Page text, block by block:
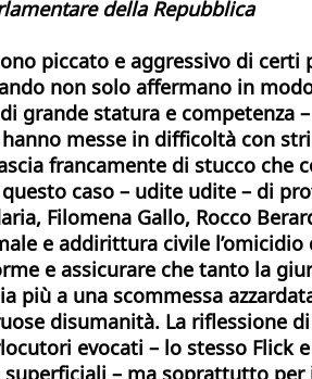
della Repubblica
piccato e aggressivo di
non solo affermano in
grande statura e
messe in difficoltà con
francamente di stucco
caso – udite udite – di
Filomena Gallo, Rocco
e addirittura civile
e assicurare che tanto la
più a una scommessa
disumanità. La riflessione
evocati – lo stesso Flick
– ma soprattutto